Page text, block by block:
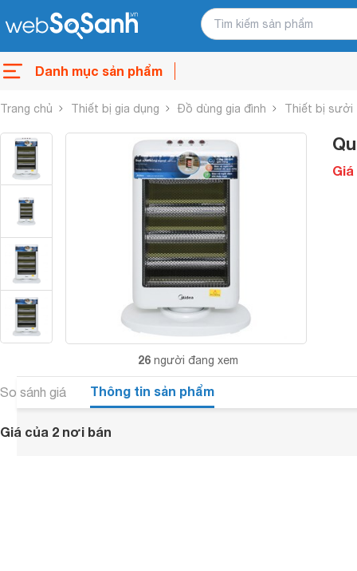
Danh mục sản phẩm
Trang chủ Thiết bị gia dụng Đồ dùng gia đình Thiết bị sưởi
26 người đang xem
So sánh giá Thông tin sản phẩm
Giá của 2 nơi bán